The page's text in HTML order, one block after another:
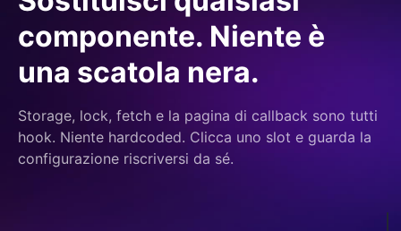
componente. Niente è
una scatola nera.
Storage, lock, fetch e la pagina di callback sono tutti
hook. Niente hardcoded. Clicca uno slot e guarda la
configurazione riscriversi da sé.